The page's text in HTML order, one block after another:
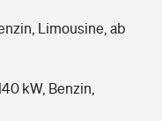
Limousine, ab
kW, Benzin,